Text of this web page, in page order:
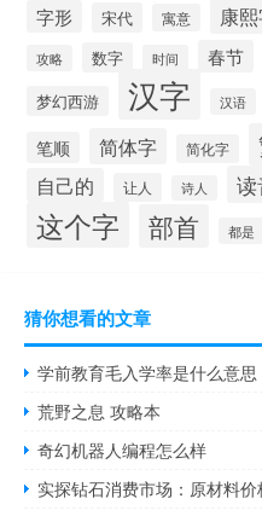
字形 宋代 寓意 康
攻略 数字 时间 春节
梦幻西游 汉字 汉语
笔顺 简体字 简化字
自己的 让人 诗人
这个字 部首 都是
猜你想看的文章
学前教育毛入学率是什么意思
荒野之息 攻略本
奇幻机器人编程怎么样
实探钻石消费市场：原材料